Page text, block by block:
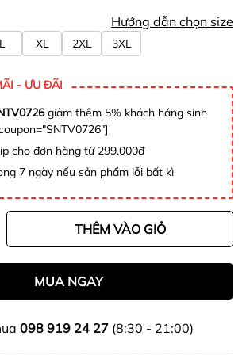
Hướng dẫn chọn size
L XL 2XL 3XL
- ƯU ĐÃI
giảm thêm 5% khách háng sinh
cho đơn hàng từ 299.000đ
7 ngày nếu sản phẩm lỗi bất kì
THÊM VÀO GIỎ
MUA NGAY
098 919 24 27(8:30 - 21:00)